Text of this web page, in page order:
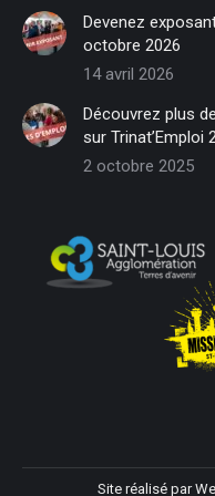
in
new
window
new
window
in
new
window
in
new
window
in
new
window
in
Devenez
octobre 2026
14 avril 2026
Découvrez plus
sur Trinat’Emploi
2 octobre 2025
Site réalisé par